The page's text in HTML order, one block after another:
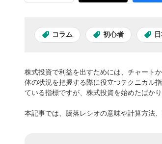
コラム 初心者
株式投資で利益を出すためには、チャート
体の状況を把握する際に役立つテクニカル
ている指標ですが、株式投資を始めたばか
本記事では、騰落レシオの意味や計算方法